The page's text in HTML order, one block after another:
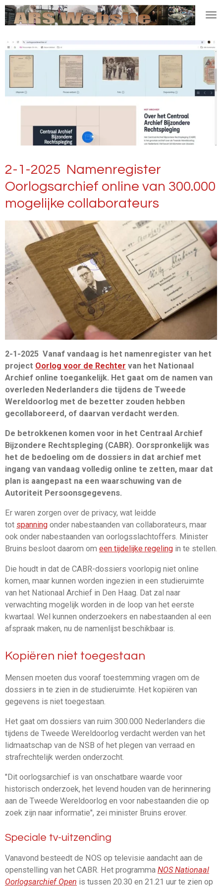
Ga
direct
de
hoofdinhoud
2-1-2025 Namenregister
Oorlogsarchief online van 300.000
mogelijke collaborateurs
2-1-2025 Vanaf vandaag is het namenregister van het
project Oorlog voor de Rechter van het Nationaal
Archief online toegankelijk. Het gaat om de namen van
overleden Nederlanders die tijdens de Tweede
Wereldoorlog met de bezetter zouden hebben
gecollaboreerd, of daarvan verdacht werden.
De betrokkenen komen voor in het Centraal Archief
Bijzondere Rechtspleging (CABR). Oorspronkelijk was
het de bedoeling om de dossiers in dat archief met
ingang van vandaag volledig online te zetten, maar dat
plan is aangepast na een waarschuwing van de
Autoriteit Persoonsgegevens.
Er waren zorgen over de privacy, wat leidde
tot spanning onder nabestaanden van collaborateurs, maar
ook onder nabestaanden van oorlogsslachtoffers. Minister
Bruins besloot daarom om een tijdelijke regeling in te stellen.
Die houdt in dat de CABR-dossiers voorlopig niet online
komen, maar kunnen worden ingezien in een studieruimte
van het Nationaal Archief in Den Haag. Dat zal naar
verwachting mogelijk worden in de loop van het eerste
kwartaal. Wel kunnen onderzoekers en nabestaanden al een
afspraak maken, nu de namenlijst beschikbaar is.
Kopiëren niet toegestaan
Mensen moeten dus vooraf toestemming vragen om de
dossiers in te zien in de studieruimte. Het kopiëren van
gegevens is niet toegestaan.
Het gaat om dossiers van ruim 300.000 Nederlanders die
tijdens de Tweede Wereldoorlog verdacht werden van het
lidmaatschap van de NSB of het plegen van verraad en
strafrechtelijk werden onderzocht.
"Dit oorlogsarchief is van onschatbare waarde voor
historisch onderzoek, het levend houden van de herinnering
aan de Tweede Wereldoorlog en voor nabestaanden die op
zoek zijn naar informatie", zei minister Bruins erover.
Speciale tv-uitzending
Vanavond besteedt de NOS op televisie aandacht aan de
openstelling van het CABR. Het programma NOS Nationaal
Oorlogsarchief Open is tussen 20.30 en 21.21 uur te zien op